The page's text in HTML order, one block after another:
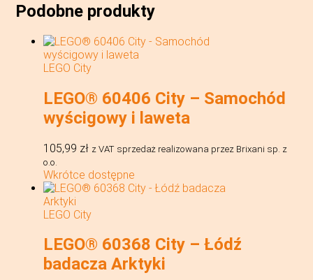
Podobne produkty
LEGO City
LEGO® 60406 City – Samochód
wyścigowy i laweta
105,99 zł z VAT sprzedaż realizowana przez Brixani sp. z
o.o.
Wkrótce dostępne
LEGO City
LEGO® 60368 City – Łódź
badacza Arktyki